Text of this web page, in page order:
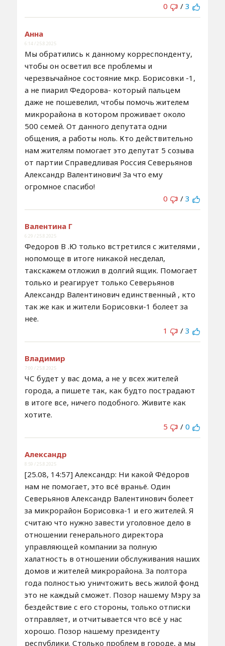
0
/ 3
Анна
6:14 / 25.8.2025
Мы обратились к данному корреспонденту,
чтобы он осветил все проблемы и
черезвычайное состояние мкр. Борисовки -1,
а не пиарил Федорова- который пальцем
даже не пошевелил, чтобы помочь жителем
микрорайона в котором проживает около
500 семей. От данного депутата одни
общения, а работы ноль. Кто действительно
нам жителям помогает это депутат 5 созыва
от партии Справедливая Россия Северьянов
Александр Валентинович! За что ему
огромное спасибо!
0
/ 3
Валентина Г
6:29 / 25.8.2025
Федоров В .Ю только встретился с жителями ,
нопомоще в итоге никакой несделал,
такскажем отложил в долгий ящик. Помогает
только и реагирует только Северьянов
Александр Валентинович единственный , кто
так же как и жители Борисовки-1 болеет за
нее.
1
/ 3
Владимир
7:00 / 25.8.2025
ЧС будет у вас дома, а не у всех жителей
города, а пишете так, как будто пострадают
в итоге все, ничего подобного. Живите как
хотите.
5
/ 0
Александр
8:59 / 25.8.2025
[25.08, 14:57] Александр: Ни какой Фёдоров
нам не помогает, это всё враньё. Один
Северьянов Александр Валентинович болеет
за микрорайон Борисовка-1 и его жителей. Я
считаю что нужно завести уголовное дело в
отношении генерального директора
управляющей компании за полную
халатность в отношении обслуживания наших
домов и жителей микрорайона. За полтора
года полностью уничтожить весь жилой фонд
это не каждый сможет. Позор нашему Мэру за
бездействие с его стороны, только отписки
отправляет, и отчитывается что всё у нас
хорошо. Позор нашему президенту
республики. Столько проблем в городе, а мы